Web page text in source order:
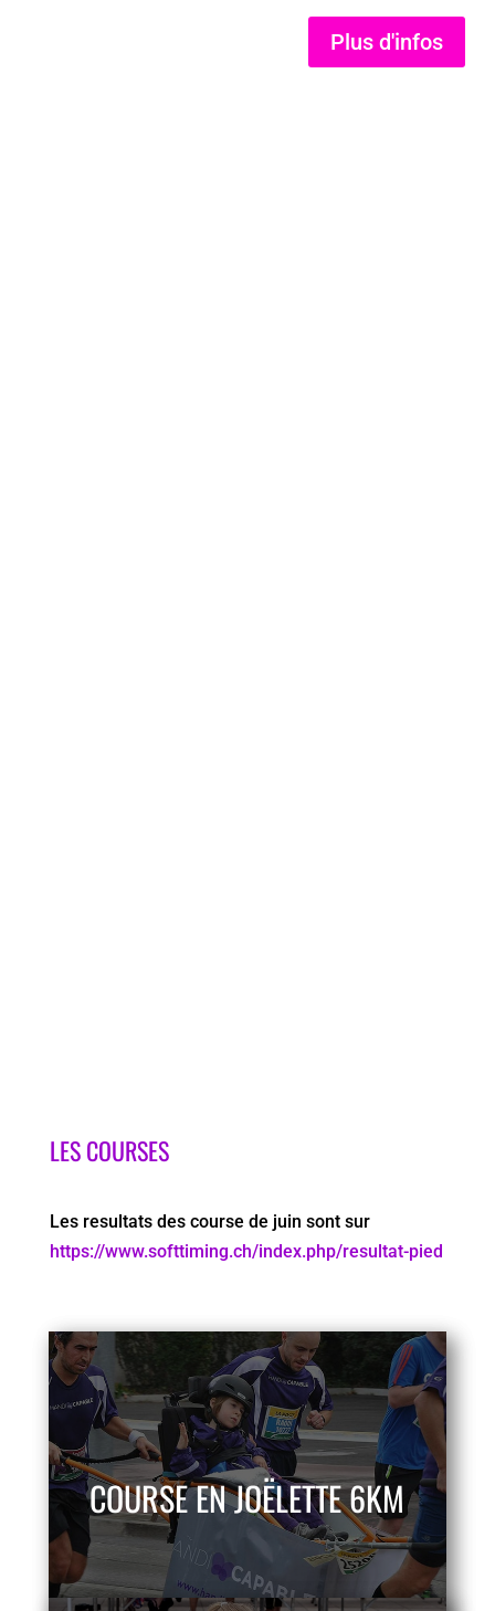
Plus d'infos
LES COURSES
Les resultats des course de juin sont sur
https://www.softtiming.ch/index.php/resultat-pied
COURSE EN JOËLETTE 6KM